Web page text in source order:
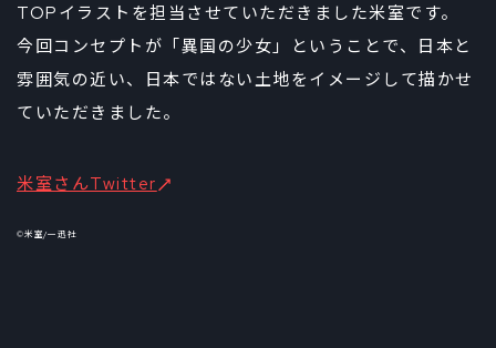
TOPイラストを担当させていただきました米室です。
今回コンセプトが「異国の少女」ということで、日本と
雰囲気の近い、日本ではない土地をイメージして描かせ
ていただきました。
米室さんTwitter
©米室/一迅社